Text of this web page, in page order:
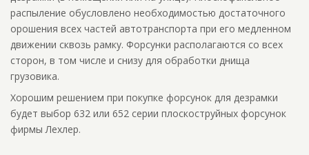
распыление обусловлено необходимостью достаточного
орошения всех частей автотранспорта при его медленном
движении сквозь рамку. Форсунки располагаются со всех
сторон, в том числе и снизу для обработки днища
грузовика.
Хорошим решением при покупке форсунок для дезрамки
будет выбор 632 или 652 серии плоскоструйных форсунок
фирмы Лехлер.